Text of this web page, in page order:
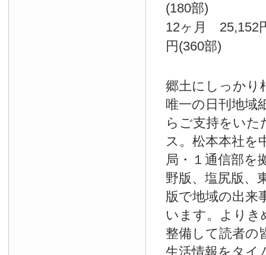
(180部)
12ヶ月
円(360部)
郷土にしっかり
唯一の日刊地域
らご支持をい
ス。松本本社を
局・１通信部を
野版、塩尻版、
版で地域の出来
います。よりき
整備して読者の
生活情報をタイ